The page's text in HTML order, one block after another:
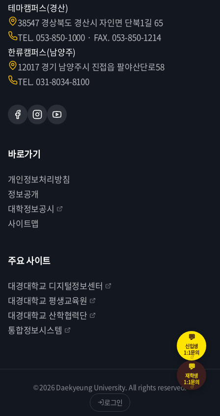
테마캠퍼스(경산)
38547 경상북도 경산시 자인면 단북1길 65
TEL. 053-850-1000 · FAX. 053-850-1214
한류캠퍼스(남양주)
12017 경기 남양주시 진접읍 팔야산단로58
TEL. 031-8034-8100
바로가기
개인정보처리방침
정보공개
대학정보공시
사이트맵
주요 사이트
대경대학교 디지털정보센터
대경대학교 평생교육원
대경대학교 산학협력단
통합정보시스템
© 2026 Daekyeung University. All rights reserved.
로그인
💬
신입생
1:1문의
💬
재학생
1:1문의